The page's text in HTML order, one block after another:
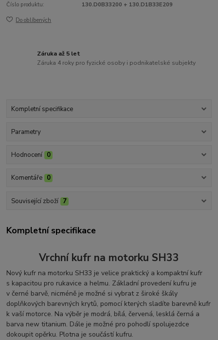
Číslo produktu: 130.D0B33200 + 130.D1B33E209
Do oblíbených
Záruka až 5 let
Záruka 4 roky pro fyzické osoby i podnikatelské subjekty
Kompletní specifikace
Parametry
Hodnocení 0
Komentáře 0
Související zboží 7
Kompletní specifikace
Vrchní kufr na motorku SH33
Nový kufr na motorku SH33 je velice praktický a kompaktní kufr
s kapacitou pro rukavice a helmu. Základní provedení kufru je
v černé barvě, nicméně je možné si vybrat z široké škály
doplňkových barevných krytů, pomocí kterých sladíte barevně kufr
k vaší motorce. Na výběr je modrá, bílá, červená, lesklá černá a
barva new titanium. Dále je možné pro pohodlí spolujezdce
dokoupit opěrku. Plotna je součástí kufru.